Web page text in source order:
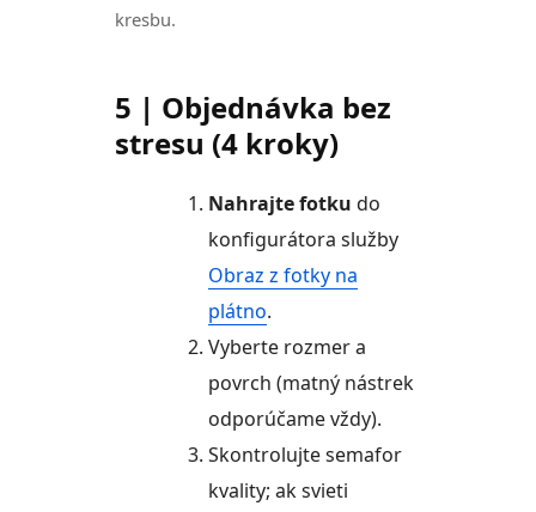
kresbu.
5 | Objednávka bez
stresu (4 kroky)
Nahrajte fotku do
konfigurátora služby
Obraz z fotky na
plátno.
Vyberte rozmer a
povrch (matný nástrek
odporúčame vždy).
Skontrolujte semafor
kvality; ak svieti